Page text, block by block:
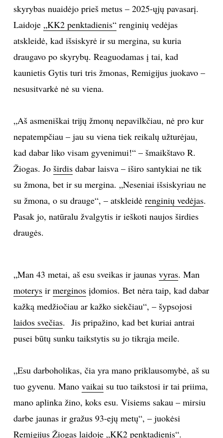
TEATRAS
SPORTAS
FOTOGRAFIJA
MENAS
ORAI
ĮDOMYBĖS
ISTORIJA
KNYGOS
INTERJERAS
VIRTUVĖ
VAIKAI
NELAIMĖS
KONTAKTAI
skyrybas nuaidėjo prieš metus – 2025-ųjų pavasarį.
Laidoje „KK2 penktadienis“renginių vedėjas
atskleidė, kad išsiskyrė ir su mergina, su kuria
draugavo po skyrybų. Reaguodamas į tai, kad
kaunietis Gytis turi tris žmonas, Remigijus juokavo –
nesusitvarkė nė su viena.
„Aš asmeniškai trijų žmonų nepavilkčiau, nė pro kur
nepatempčiau – jau su viena tiek reikalų užturėjau,
kad dabar liko visam gyvenimui!“ – šmaikštavo R.
Žiogas. Jo širdisdabar laisva – iširo santykiai ne tik
su žmona, bet ir su mergina. „Neseniai išsiskyriau ne
su žmona, o su drauge“, – atskleidė renginių vedėjas.
Pasak jo, natūralu žvalgytis ir ieškoti naujos širdies
draugės.
„Man 43 metai, aš esu sveikas ir jaunas vyras. Man
moterysir merginosįdomios. Bet nėra taip, kad dabar
kažką medžiočiau ar kažko siekčiau“, – šypsojosi
laidos svečias. Jis pripažino, kad bet kuriai antrai
pusei būtų sunku taikstytis su jo tikrąja meile.
„Esu darboholikas, čia yra mano priklausomybė, aš su
tuo gyvenu. Mano vaikaisu tuo taikstosi ir tai priima,
mano aplinka žino, koks esu. Visiems sakau – mirsiu
darbe jaunas ir gražus 93-ejų metų“, – juokėsi
Remigijus Žiogas laidoje „KK2 penktadienis“.